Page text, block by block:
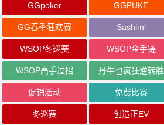
GGpoker GGPUKE
GG春季狂欢赛 Sashimi
WSOP冬巡赛 WSOP金手链
WSOP高手过招 丹牛也疯狂逆转胜
促销活动 免费比赛
冬巡赛 创造正EV